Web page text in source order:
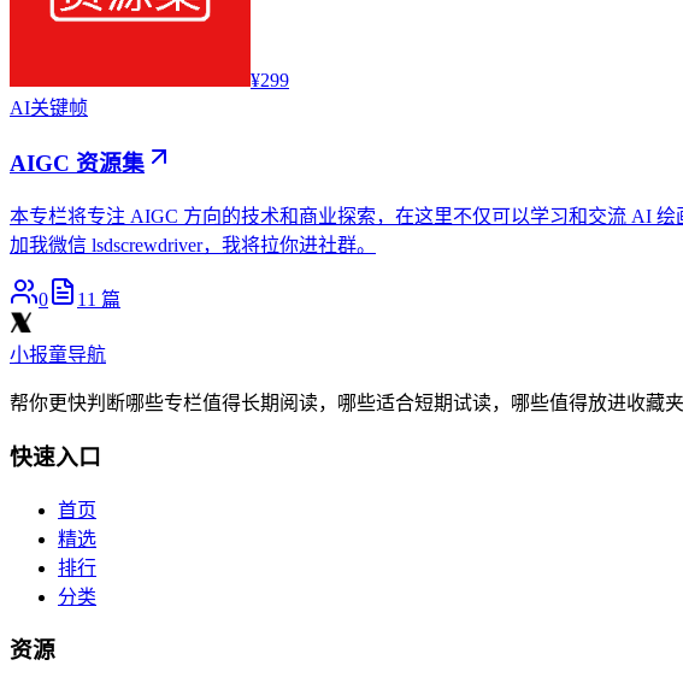
¥299
AI关键帧
AIGC 资源集
本专栏将专注 AIGC 方向的技术和商业探索，在这里不仅可以学习和交流 AI
加我微信 lsdscrewdriver，我将拉你进社群。
0 11 篇
小报童导航
帮你更快判断哪些专栏值得长期阅读，哪些适合短期试读，哪些值得放进收藏夹
快速入口
首页
精选
排行
分类
资源